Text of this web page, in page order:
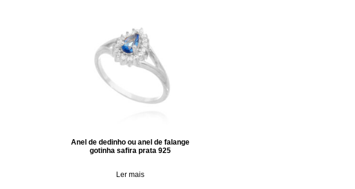
Anel de dedinho ou anel de falange
gotinha safira prata 925
Ler mais